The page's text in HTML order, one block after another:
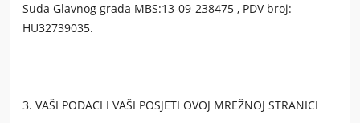
Suda Glavnog grada MBS:13-09-238475 , PDV broj:
HU32739035.
3. VAŠI PODACI I VAŠI POSJETI OVOJ MREŽNOJ STRANICI